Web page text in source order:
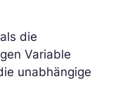
die
Variable
unabhängige